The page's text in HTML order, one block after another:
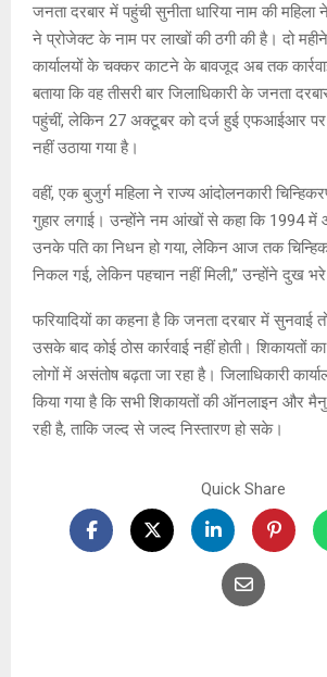
जनता दरबार में पहुंची सुनीता धारिया नाम की महिला
ने प्रोजेक्ट के नाम पर लाखों की ठगी की है। दो
कार्यालयों के चक्कर काटने के बावजूद अब तक
बताया कि वह तीसरी बार जिलाधिकारी के जनता
पहुंचीं, लेकिन 27 अक्टूबर को दर्ज हुई एफआईआर
नहीं उठाया गया है।
वहीं, एक बुजुर्ग महिला ने राज्य आंदोलनकारी
गुहार लगाई। उन्होंने नम आंखों से कहा कि 1994 में
उनके पति का निधन हो गया, लेकिन आज तक
निकल गई, लेकिन पहचान नहीं मिली,” उन्होंने दुख
फरियादियों का कहना है कि जनता दरबार में सुनवाई
उसके बाद कोई ठोस कार्रवाई नहीं होती। शिकायतों
लोगों में असंतोष बढ़ता जा रहा है। जिलाधिकारी
किया गया है कि सभी शिकायतों की ऑनलाइन और
रही है, ताकि जल्द से जल्द निस्तारण हो सके।
Quick Share